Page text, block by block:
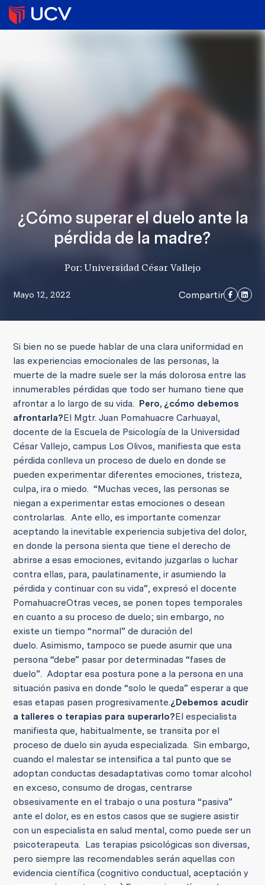
¿Cómo superar el duelo ante la
pérdida de la madre?
Por: Universidad César Vallejo
Mayo 12, 2022 Compartir
Si bien no se puede hablar de una clara uniformidad en
las experiencias emocionales de las personas, la
muerte de la madre suele ser la más dolorosa entre las
innumerables pérdidas que todo ser humano tiene que
afrontar a lo largo de su vida. Pero, ¿cómo debemos
afrontarla?El Mgtr. Juan Pomahuacre Carhuayal,
docente de la Escuela de Psicología de la Universidad
César Vallejo, campus Los Olivos, manifiesta que esta
pérdida conlleva un proceso de duelo en donde se
pueden experimentar diferentes emociones, tristeza,
culpa, ira o miedo.“Muchas veces, las personas se
niegan a experimentar estas emociones o desean
controlarlas. Ante ello, es importante comenzar
aceptando la inevitable experiencia subjetiva del dolor,
en donde la persona sienta que tiene el derecho de
abrirse a esas emociones, evitando juzgarlas o luchar
contra ellas, para, paulatinamente, ir asumiendo la
pérdida y continuar con su vida”, expresó el docente
PomahuacreOtras veces, se ponen topes temporales
en cuanto a su proceso de duelo; sin embargo, no
existe un tiempo “normal” de duración del
duelo. Asimismo, tampoco se puede asumir que una
persona “debe” pasar por determinadas “fases de
duelo”. Adoptar esa postura pone a la persona en una
situación pasiva en donde “solo le queda” esperar a que
esas etapas pasen progresivamente.¿Debemos acudir
a talleres o terapias para superarlo?El especialista
manifiesta que, habitualmente, se transita por el
proceso de duelo sin ayuda especializada. Sin embargo,
cuando el malestar se intensifica a tal punto que se
adoptan conductas desadaptativas como tomar alcohol
en exceso, consumo de drogas, centrarse
obsesivamente en el trabajo o una postura “pasiva”
ante el dolor, es en estos casos que se sugiere asistir
con un especialista en salud mental, como puede ser un
psicoterapeuta. Las terapias psicológicas son diversas,
pero siempre las recomendables serán aquellas con
evidencia científica (cognitivo conductual, aceptación y